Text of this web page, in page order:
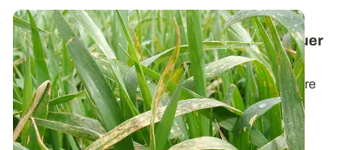
Accident phytosanitaire - Bien diagnostiquer
une phytotoxicité
Les causes d'un accident phytosanitaire peuvent être
multiples : dérive d'un produit sur...
30 AVR. 2014